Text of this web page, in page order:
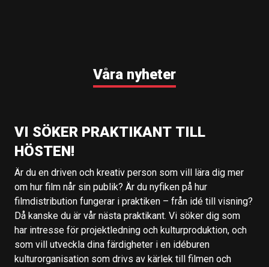
Våra nyheter
VI SÖKER PRAKTIKANT TILL
HÖSTEN!
Är du en driven och kreativ person som vill lära dig mer
om hur film når sin publik? Är du nyfiken på hur
filmdistribution fungerar i praktiken – från idé till visning?
Då kanske du är vår nästa praktikant. Vi söker dig som
har intresse för projektledning och kulturproduktion, och
som vill utveckla dina färdigheter i en idéburen
kulturorganisation som drivs av kärlek till filmen och